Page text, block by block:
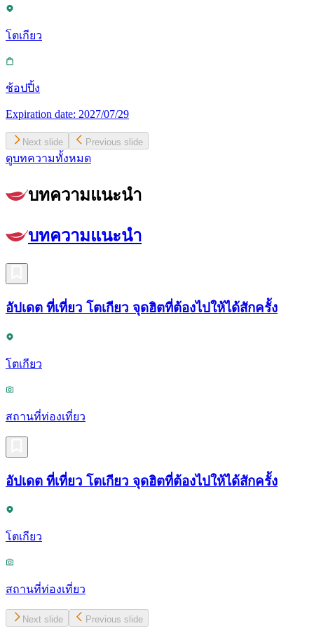
โตเกียว
ช้อปปิ้ง
Expiration date: 2027/07/29
Next slide Previous slide
ดูบทความทั้งหมด
บทความแนะนำ
บทความแนะนำ
อัปเดต ที่เที่ยว โตเกียว จุดฮิตที่ต้องไปให้ได้สักครั้ง
โตเกียว
สถานที่ท่องเที่ยว
อัปเดต ที่เที่ยว โตเกียว จุดฮิตที่ต้องไปให้ได้สักครั้ง
โตเกียว
สถานที่ท่องเที่ยว
Next slide Previous slide